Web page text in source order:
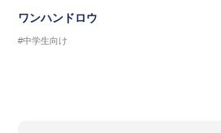
ワンハンドロウ
#中学生向け